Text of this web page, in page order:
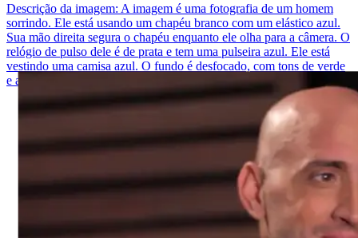
Descrição da imagem: A imagem é uma fotografia de um homem
sorrindo. Ele está usando um chapéu branco com um elástico azul.
Sua mão direita segura o chapéu enquanto ele olha para a câmera. O
relógio de pulso dele é de prata e tem uma pulseira azul. Ele está
vestindo uma camisa azul. O fundo é desfocado, com tons de verde
e azul.